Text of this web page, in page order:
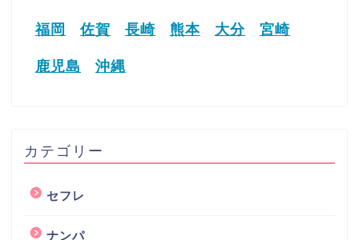
福岡 佐賀 長崎 熊本 大分 宮崎
鹿児島 沖縄
カテゴリー
セフレ
ナンパ